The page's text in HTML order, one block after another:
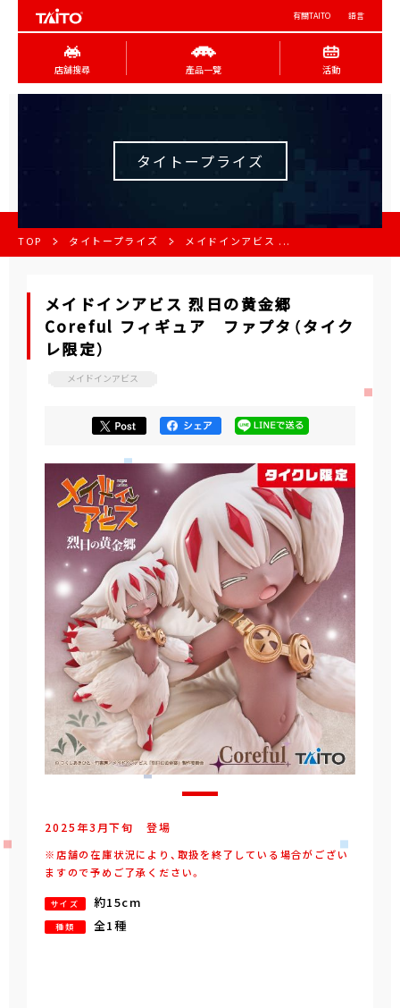
有關TAITO 語言
店舖搜尋 產品一覽 活動
タイトープライズ
TOP タイトープライズ メイドインアビス ...
メイドインアビス 烈日の黄金郷
Coreful フィギュア ファプタ（タイク
レ限定）
メイドインアビス
2025年3 月下旬 登場
※店舗の在庫状況により、取扱を終了している場合がござい
ますので予めご了承ください。
サイズ 約15cm
種類 全1種